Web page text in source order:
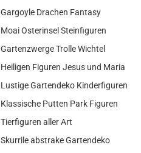
Gargoyle Drachen Fantasy
Moai Osterinsel Steinfiguren
Gartenzwerge Trolle Wichtel
Heiligen Figuren Jesus und Maria
Lustige Gartendeko Kinderfiguren
Klassische Putten Park Figuren
Tierfiguren aller Art
Skurrile abstrake Gartendeko